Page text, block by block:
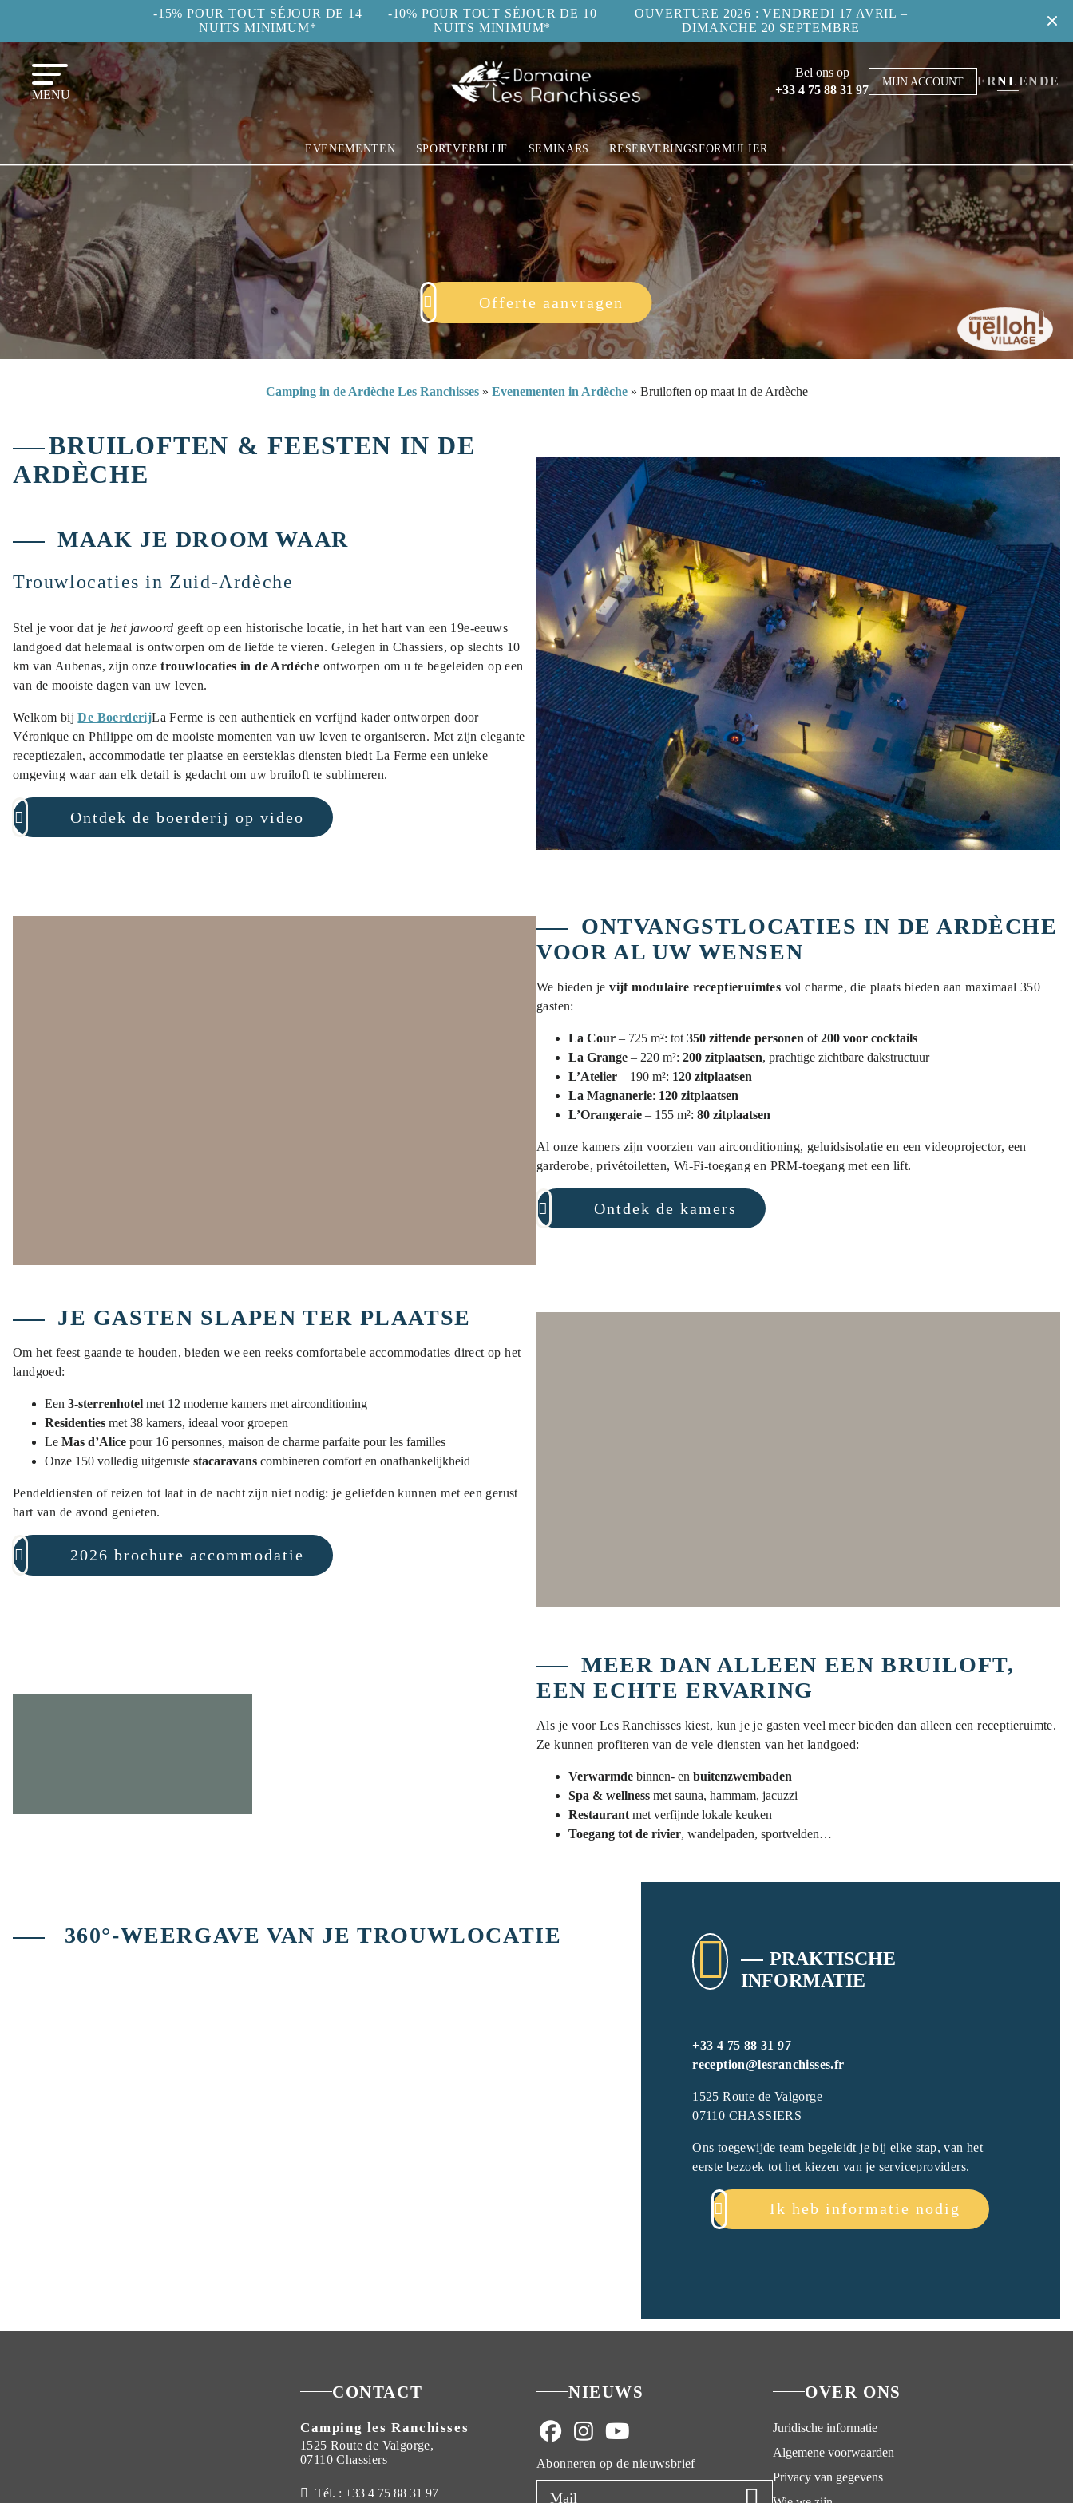
-15% POUR TOUT SÉJOUR DE 14
NUITS MINIMUM*
-10% POUR TOUT SÉJOUR DE 10
NUITS MINIMUM*
OUVERTURE 2026 : VENDREDI 17 AVRIL –
DIMANCHE 20 SEPTEMBRE
MENU
Bel ons op
+33 4 75 88 31 97
MIJN ACCOUNT FR EN
NL DE
EVENEMENTEN SPORTVERBLIJF SEMINARS RESERVERINGSFORMULIER
Offerte aanvragen
Camping in de Ardèche Les Ranchisses» Evenementen in Ardèche» Bruiloften op maat in de Ardèche
BRUILOFTEN & FEESTEN IN DE
ARDÈCHE
MAAK JE DROOM WAAR
Trouwlocaties in Zuid-Ardèche
Stel je voor dat je het jawoord geeft op een historische locatie, in het hart van een 19e-eeuws
landgoed dat helemaal is ontworpen om de liefde te vieren. Gelegen in Chassiers, op slechts 10
km van Aubenas, zijn onzetrouwlocaties in de Ardèche ontworpen om u te begeleiden op een
van de mooiste dagen van uw leven.
Welkom bijDe BoerderijLa Ferme is een authentiek en verfijnd kader ontworpen door
Véronique en Philippe om de mooiste momenten van uw leven te organiseren. Met zijn elegante
receptiezalen, accommodatie ter plaatse en eersteklas diensten biedt La Ferme een unieke
omgeving waar aan elk detail is gedacht om uw bruiloft te sublimeren.
Ontdek de boerderij op video
ONTVANGSTLOCATIES IN DE ARDÈCHE
VOOR AL UW WENSEN
We bieden jevijf modulaire receptieruimtes vol charme, die plaats bieden aan maximaal 350
gasten:
La Cour – 725 m²: tot 350 zittende personen of200 voor cocktails
La Grange – 220 m²: 200 zitplaatsen, prachtige zichtbare dakstructuur
L’Atelier – 190 m²: 120 zitplaatsen
La Magnanerie: 120 zitplaatsen
L’Orangeraie – 155 m²: 80 zitplaatsen
Al onze kamers zijn voorzien van airconditioning, geluidsisolatie en een videoprojector, een
garderobe, privétoiletten, Wi-Fi-toegang en PRM-toegang met een lift.
Ontdek de kamers
JE GASTEN SLAPEN TER PLAATSE
Om het feest gaande te houden, bieden we een reeks comfortabele accommodaties direct op het
landgoed:
Een 3-sterrenhotel met 12 moderne kamers met airconditioning
Residenties met 38 kamers, ideaal voor groepen
Le Mas d’Alice pour 16 personnes, maison de charme parfaite pour les familles
Onze 150 volledig uitgeruste stacaravans combineren comfort en onafhankelijkheid
Pendeldiensten of reizen tot laat in de nacht zijn niet nodig: je geliefden kunnen met een gerust
hart van de avond genieten.
2026 brochure accommodatie
MEER DAN ALLEEN EEN BRUILOFT,
EEN ECHTE ERVARING
Als je voor Les Ranchisses kiest, kun je je gasten veel meer bieden dan alleen een receptieruimte.
Ze kunnen profiteren van de vele diensten van het landgoed:
Verwarmde binnen- en buitenzwembaden
Spa & wellness met sauna, hammam, jacuzzi
Restaurant met verfijnde lokale keuken
Toegang tot de rivier, wandelpaden, sportvelden…
360°-WEERGAVE VAN JE TROUWLOCATIE
PRAKTISCHE
INFORMATIE
+33 4 75 88 31 97
reception@lesranchisses.fr
1525 Route de Valgorge
07110 CHASSIERS
Ons toegewijde team begeleidt je bij elke stap, van het
eerste bezoek tot het kiezen van je serviceproviders.
Ik heb informatie nodig
CONTACT
Camping les Ranchisses
1525 Route de Valgorge,
07110 Chassiers
Tél. : +33 4 75 88 31 97
NIEUWS
Abonneren op de nieuwsbrief
OVER ONS
Juridische informatie
Algemene voorwaarden
Privacy van gegevens